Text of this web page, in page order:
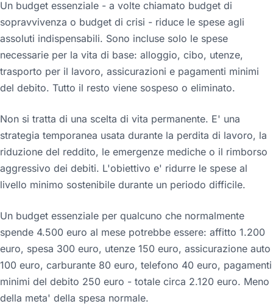
Un budget essenziale - a volte chiamato budget di
sopravvivenza o budget di crisi - riduce le spese agli
assoluti indispensabili. Sono incluse solo le spese
necessarie per la vita di base: alloggio, cibo, utenze,
trasporto per il lavoro, assicurazioni e pagamenti minimi
del debito. Tutto il resto viene sospeso o eliminato.
Non si tratta di una scelta di vita permanente. E' una
strategia temporanea usata durante la perdita di lavoro, la
riduzione del reddito, le emergenze mediche o il rimborso
aggressivo dei debiti. L'obiettivo e' ridurre le spese al
livello minimo sostenibile durante un periodo difficile.
Un budget essenziale per qualcuno che normalmente
spende 4.500 euro al mese potrebbe essere: affitto 1.200
euro, spesa 300 euro, utenze 150 euro, assicurazione auto
100 euro, carburante 80 euro, telefono 40 euro, pagamenti
minimi del debito 250 euro - totale circa 2.120 euro. Meno
della meta' della spesa normale.